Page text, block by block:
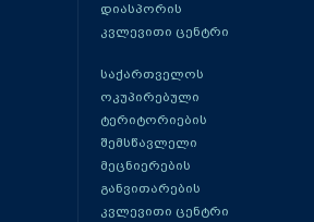
დიასპორის
კვლევითი ცენტრი
საქართველოს
ოკუპირებული
ტერიტორიების
შემსწავლელი
მეცნიერების
განვითარების
კვლევითი ცენტრი